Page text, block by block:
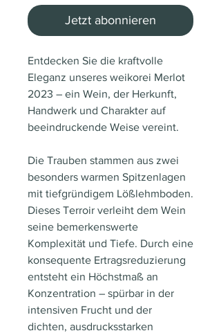
Jetzt abonnieren
Entdecken Sie die kraftvolle
Eleganz unseres weikorei Merlot
2023 – ein Wein, der Herkunft,
Handwerk und Charakter auf
beeindruckende Weise vereint.
Die Trauben stammen aus zwei
besonders warmen Spitzenlagen
mit tiefgründigem Lößlehmboden.
Dieses Terroir verleiht dem Wein
seine bemerkenswerte
Komplexität und Tiefe. Durch eine
konsequente Ertragsreduzierung
entsteht ein Höchstmaß an
Konzentration – spürbar in der
intensiven Frucht und der
dichten, ausdrucksstarken